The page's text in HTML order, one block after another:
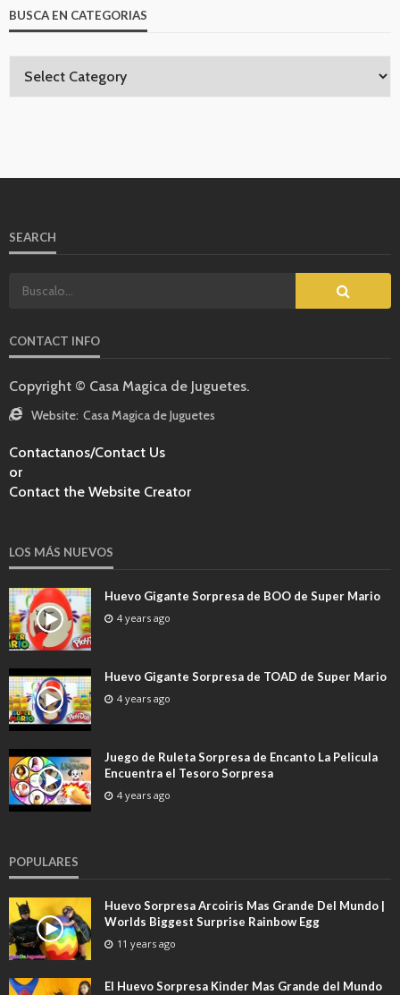
BUSCA EN CATEGORIAS
SEARCH
CONTACT INFO
Copyright © Casa Magica de Juguetes.
Website: Casa Magica de Juguetes
Contactanos/Contact Us
or
Contact the Website Creator
LOS MÁS NUEVOS
Huevo Gigante Sorpresa de BOO de Super Mario
4 years ago
Huevo Gigante Sorpresa de TOAD de Super Mario
4 years ago
Juego de Ruleta Sorpresa de Encanto La Pelicula
Encuentra el Tesoro Sorpresa
4 years ago
POPULARES
Huevo Sorpresa Arcoiris Mas Grande Del Mundo |
Worlds Biggest Surprise Rainbow Egg
11 years ago
El Huevo Sorpresa Kinder Mas Grande del Mundo